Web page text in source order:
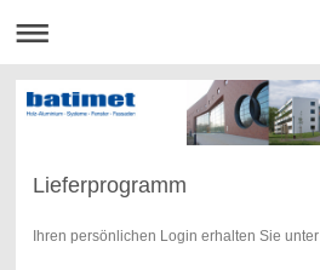
Lieferprogramm
Ihren persönlichen Login erhalten Sie unter